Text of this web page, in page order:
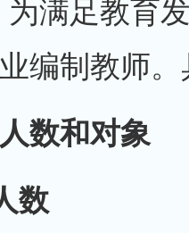
为满足教育
编制教师
数和对象
数